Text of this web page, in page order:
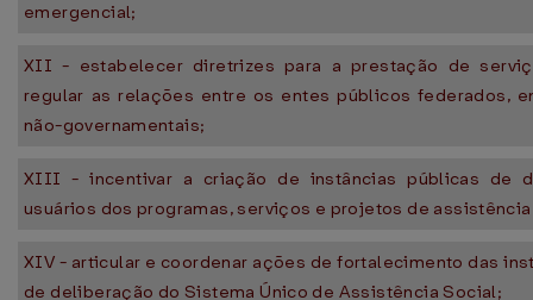
emergencial;
XII - estabelecer diretrizes para a prestação de
regular as relações entre os entes públicos federados,
não-governamentais;
XIII - incentivar a criação de instâncias públicas de
usuários dos programas, serviços e projetos de
XIV - articular e coordenar ações de fortalecimento das
de deliberação do Sistema Único de Assistência Social;